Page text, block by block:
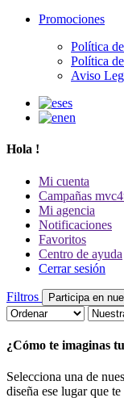
Promociones
Política
Política
Aviso
es
en
Hola !
Mi cuenta
Campañas
Mi agencia
Notificaciones
Favoritos
Centro de ayuda
Cerrar sesión
Filtros Participa en
¿Cómo te imaginas
Selecciona una de
diseña ese lugar que